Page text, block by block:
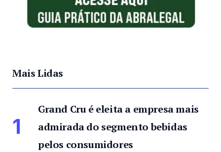
Mais Lidas
1
Grand Cru é eleita a empresa mais
admirada do segmento bebidas
pelos consumidores